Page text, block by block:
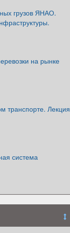
грузов ЯНАО.
на рынке
транспорте. Лекция
система